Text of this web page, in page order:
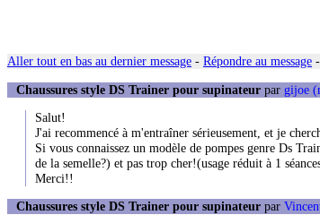
Aller tout en bas au dernier message - Répondre au message -
Chaussures style DS Trainer pour supinateur par gijoe
Salut!
J'ai recommencé à m'entraîner sérieusement, et je
Si vous connaissez un modèle de pompes genre Ds
de la semelle?) et pas trop cher!(usage réduit à 1
Merci!!
Chaussures style DS Trainer pour supinateur par